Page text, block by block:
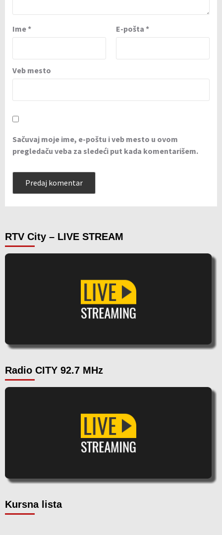
Ime* E-pošta *
Veb mesto
Sačuvaj moje ime, e-poštu i veb mesto u ovom
pregledaču veba za sledeći put kada komentarišem.
RTV City – LIVE STREAM
Radio CITY 92.7 MHz
Kursna lista